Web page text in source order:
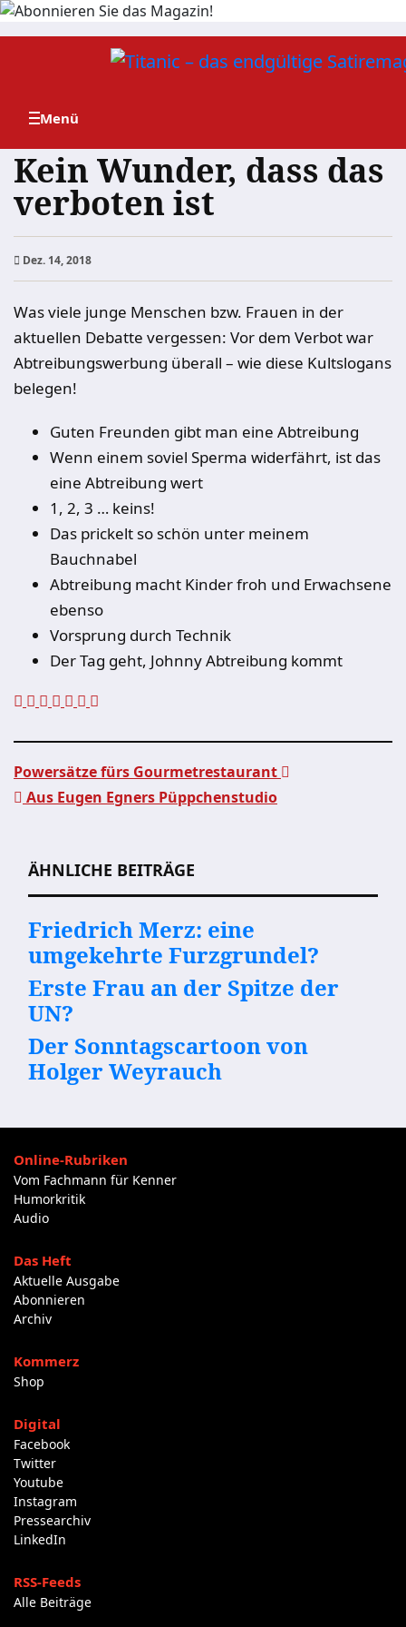
Zum
Kein Wunder, dass das
verboten ist
Dez. 14, 2018
Was viele junge Menschen bzw. Frauen in der
aktuellen Debatte vergessen: Vor dem Verbot war
Abtreibungswerbung überall – wie diese Kultslogans
belegen!
Guten Freunden gibt man eine Abtreibung
Wenn einem soviel Sperma widerfährt, ist das
eine Abtreibung wert
1, 2, 3 … keins!
Das prickelt so schön unter meinem
Bauchnabel
Abtreibung macht Kinder froh und Erwachsene
ebenso
Vorsprung durch Technik
Der Tag geht, Johnny Abtreibung kommt
Powersätze fürs Gourmetrestaurant
Aus Eugen Egners Püppchenstudio
ÄHNLICHE BEITRÄGE
Friedrich Merz: eine
umgekehrte Furzgrundel?
Erste Frau an der Spitze der
UN?
Der Sonntagscartoon von
Holger Weyrauch
Online-Rubriken
Vom Fachmann für Kenner
Humorkritik
Audio
Das Heft
Aktuelle Ausgabe
Abonnieren
Archiv
Kommerz
Shop
Digital
Facebook
Twitter
Youtube
Instagram
Pressearchiv
LinkedIn
RSS-Feeds
Alle Beiträge